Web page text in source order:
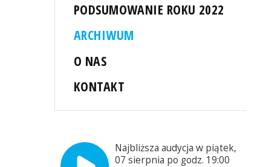
PODSUMOWANIE ROKU 2022
ARCHIWUM
O NAS
KONTAKT
Najbliższa audycja w piątek,
07 sierpnia po godz. 19:00